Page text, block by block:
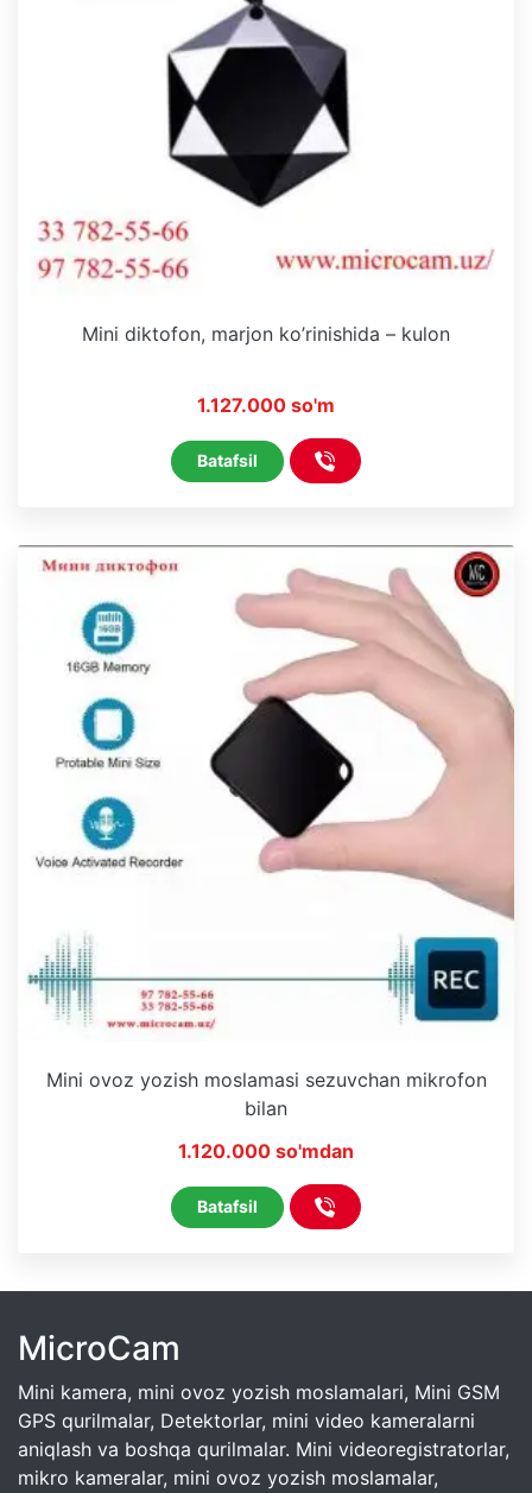
Mini diktofon, marjon ko’rinishida – kulon
1.127.000 so'm
Batafsil
Mini ovoz yozish moslamasi sezuvchan mikrofon
bilan
1.120.000 so'mdan
Batafsil
MicroCam
Mini kamera, mini ovoz yozish moslamalari, Mini GSM
GPS qurilmalar, Detektorlar, mini video kameralarni
aniqlash va boshqa qurilmalar. Mini videoregistratorlar,
mikro kameralar, mini ovoz yozish moslamalar,